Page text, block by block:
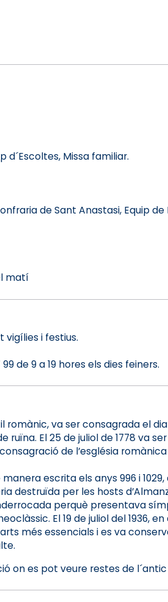
d´Escoltes, Missa familiar.
de Sant Anastasi, Equip
matí
vigílies i festius.
de 9 a 19 hores els dies feiners.
romànic, va ser consagrada el
El 25 de juliol de 1778 va
de l’església
escrita els anys 996 i
destruïda per les hosts
perquè presentava
El 19 de juliol del 1936,
més essencials i es va
on es pot veure restes de